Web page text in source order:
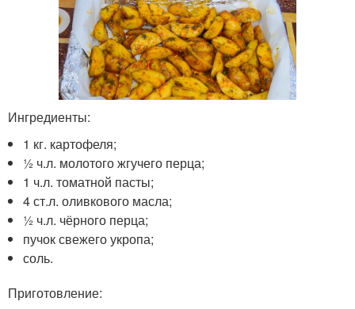
Ингредиенты:
1 кг. картофеля;
½ ч.л. молотого жгучего перца;
1 ч.л. томатной пасты;
4 ст.л. оливкового масла;
½ ч.л. чёрного перца;
пучок свежего укропа;
соль.
Приготовление: